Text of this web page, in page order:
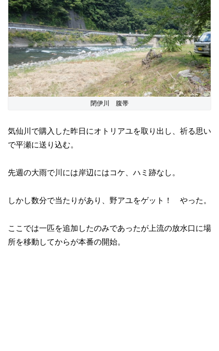
閉伊川 腹帯
気仙川で購入した昨日にオトリアユを取り出し、祈る思い
で平瀬に送り込む。
先週の大雨で川には岸辺にはコケ、ハミ跡なし。
しかし数分で当たりがあり、野アユをゲット！ やった。
ここでは一匹を追加したのみであったが上流の放水口に場
所を移動してからが本番の開始。